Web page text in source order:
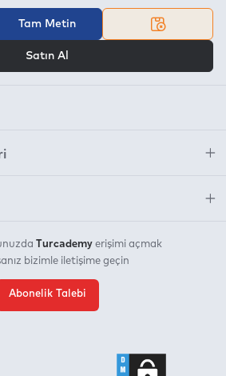
Tam Metin
Satın Al
Turcademy erişimi açmak
bizimle iletişime geçin
Abonelik Talebi